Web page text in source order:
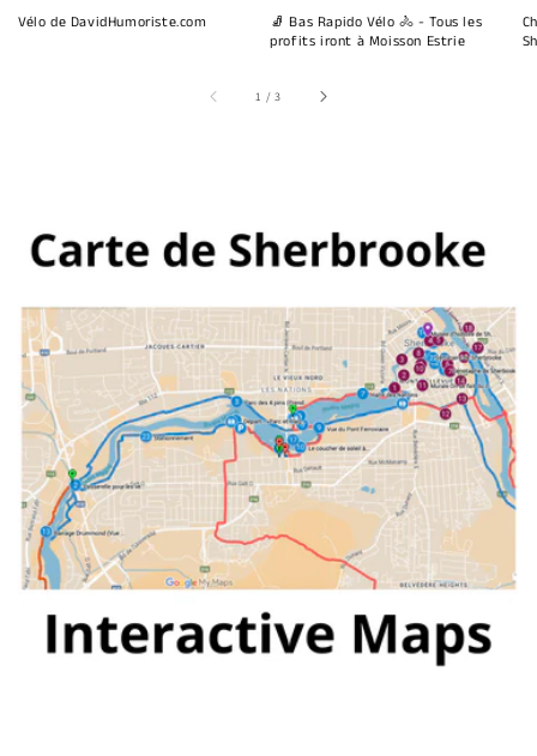
Vélo de DavidHumoriste.com
🧦 Bas Rapido Vélo 🚴 - Tous les
profits iront à Moisson Estrie
1 /sur
3